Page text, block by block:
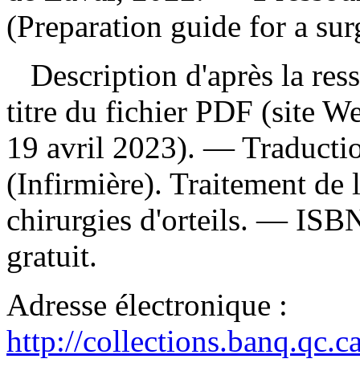
(Preparation guide for a
Description d'après la
titre du fichier PDF (site
19 avril 2023). —
(Infirmière). Traitement de
chirurgies d'orteils. —
gratuit.
Adresse électronique :
http://